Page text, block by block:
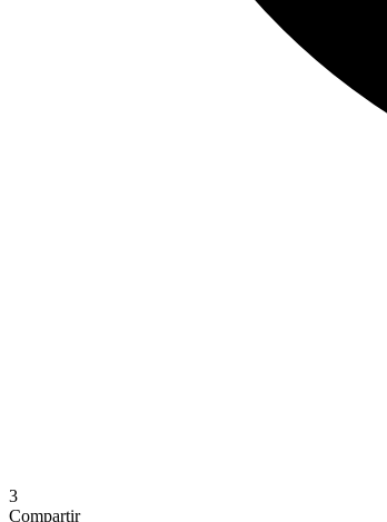
3
Compartir